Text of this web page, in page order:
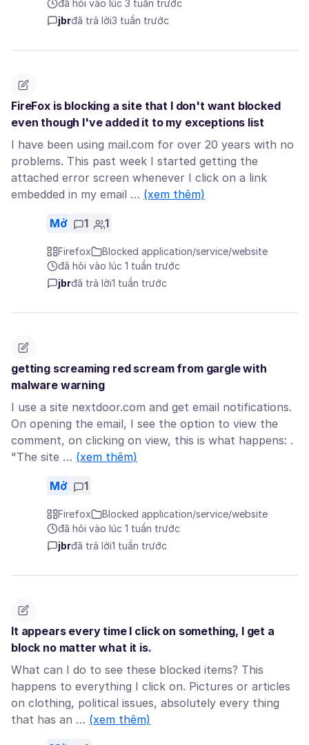
đã hỏi vào lúc 3 tuần trước
jbrđã trả lời3 tuần trước
FireFox is blocking a site that I don't want blocked
even though I've added it to my exceptions list
I have been using mail.com for over 20 years with no
problems. This past week I started getting the
attached error screen whenever I click on a link
embedded in my email … (xem thêm)
Mở 1 1
Firefox
Blocked application/service/website
đã hỏi vào lúc 1 tuần trước
jbrđã trả lời1 tuần trước
getting screaming red scream from gargle with
malware warning
I use a site nextdoor.com and get email notifications.
On opening the email, I see the option to view the
comment, on clicking on view, this is what happens: .
"The site … (xem thêm)
Mở 1
Firefox
Blocked application/service/website
đã hỏi vào lúc 1 tuần trước
jbrđã trả lời1 tuần trước
It appears every time I click on something, I get a
block no matter what it is.
What can I do to see these blocked items? This
happens to everything I click on. Pictures or articles
on clothing, political issues, absolutely every thing
that has an … (xem thêm)